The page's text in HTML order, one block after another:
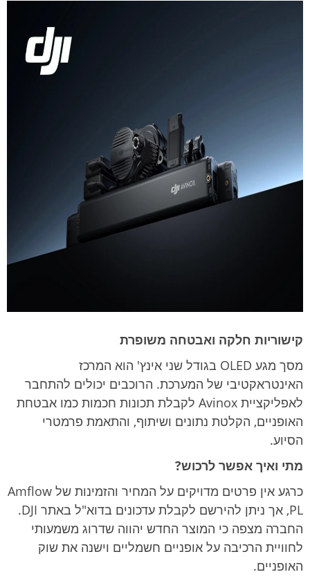
קישוריות חלקה ואבטחה משופרת
מסך מגע OLED בגודל שני אינץ' הוא המרכז
האינטראקטיבי של המערכת. הרוכבים יכולים להתחבר
לאפליקציית Avinox לקבלת תכונות חכמות כמו אבטחת
האופניים, הקלטת נתונים ושיתוף, והתאמת פרמטרי
הסיוע.
מתי ואיך אפשר לרכוש?
כרגע אין פרטים מדויקים על המחיר והזמינות של Amflow
PL, אך ניתן להירשם לקבלת עדכונים בדוא"ל באתר DJI.
החברה מצפה כי המוצר החדש יהווה שדרוג משמעותי
לחוויית הרכיבה על אופניים חשמליים וישנה את שוק
האופניים.